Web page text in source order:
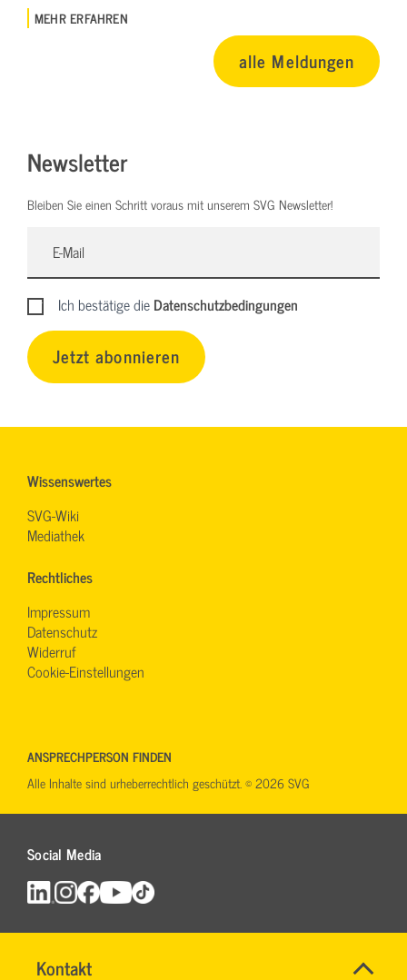
Kontakt
Name*
MEHR ERFAHREN
alle Meldungen
Newsletter
Bleiben Sie einen Schritt voraus mit unserem SVG Newsletter!
Ich bestätige dieDatenschutzbedingungen
Jetzt abonnieren
Wissenswertes
SVG-Wiki
Mediathek
Rechtliches
Impressum
Datenschutz
Widerruf
Cookie-Einstellungen
Social Media
ANSPRECHPERSON FINDEN
Alle Inhalte sind urheberrechtlich geschützt. © 2026 SVG